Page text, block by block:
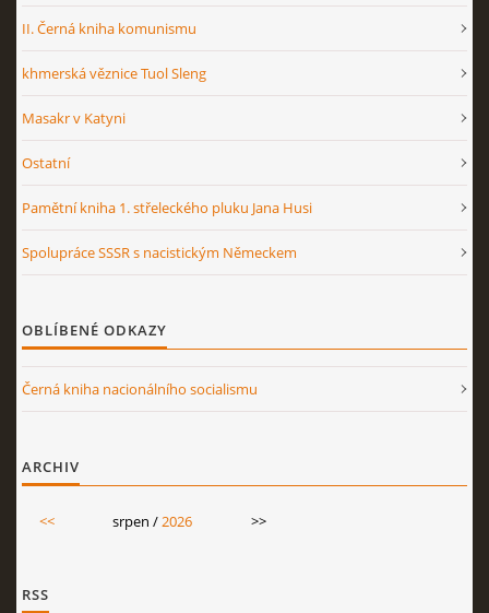
II. Černá kniha komunismu
khmerská věznice Tuol Sleng
Masakr v Katyni
Ostatní
Pamětní kniha 1. střeleckého pluku Jana Husi
Spolupráce SSSR s nacistickým Německem
OBLÍBENÉ ODKAZY
Černá kniha nacionálního socialismu
ARCHIV
<< srpen /2026 >>
RSS